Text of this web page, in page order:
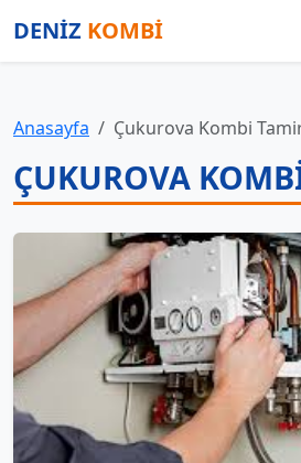
DENİZ KOMBİ
Anasayfa Çukurova Kombi
ÇUKUROVA